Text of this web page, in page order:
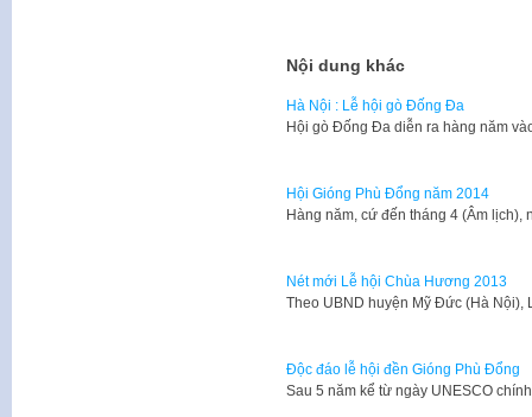
Nội dung khác
Hà Nội : Lễ hội gò Đống Đa
​Hội gò Đống Đa diễn ra hàng năm
Hội Gióng Phù Đổng năm 2014
​Hàng năm, cứ đến tháng 4 (Âm
Nét mới Lễ hội Chùa Hương 2013
​Theo UBND huyện Mỹ Đức (Hà
Độc đáo lễ hội đền Gióng Phù Đổng
​Sau 5 năm kể từ ngày UNESCO